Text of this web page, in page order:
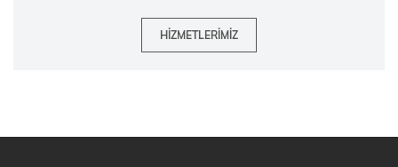
HIZMETLERIMIZ